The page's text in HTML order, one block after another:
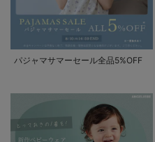
パジャマサマーセール全品5%OFF